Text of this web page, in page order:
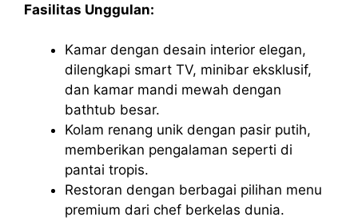
Fasilitas Unggulan:
Kamar dengan desain interior elegan,
dilengkapi smart TV, minibar eksklusif,
dan kamar mandi mewah dengan
bathtub besar.
Kolam renang unik dengan pasir putih,
memberikan pengalaman seperti di
pantai tropis.
Restoran dengan berbagai pilihan menu
premium dari chef berkelas dunia.